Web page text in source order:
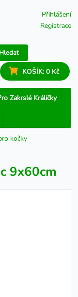
Přihlášení
Registrace
Hledat
KOŠÍK: 0 Kč
Zakrslé Králíčky
kočky
9x60cm